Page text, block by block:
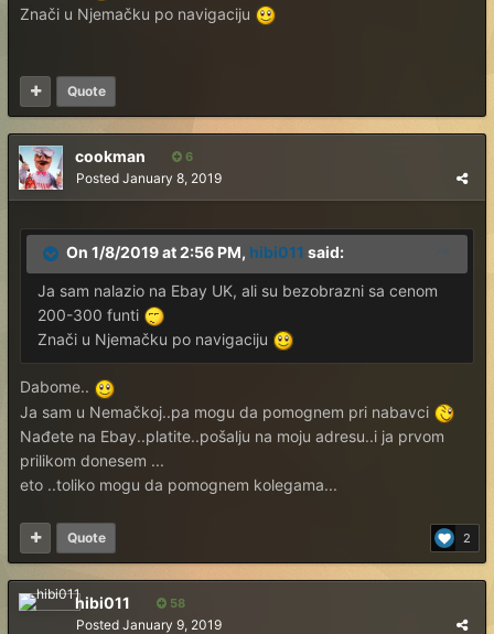
Znači u Njemačku po navigaciju
Quote
cookman 6
Posted January 8, 2019
On 1/8/2019 at 2:56 PM, hibi011 said:
Ja sam nalazio na Ebay UK, ali su bezobrazni sa cenom
200-300 funti
Znači u Njemačku po navigaciju
Dabome..
Ja sam u Nemačkoj..pa mogu da pomognem pri nabavci
Nađete na Ebay..platite..pošalju na moju adresu..i ja prvom
prilikom donesem ...
eto ..toliko mogu da pomognem kolegama...
2
Quote
hibi011 58
Posted January 9, 2019